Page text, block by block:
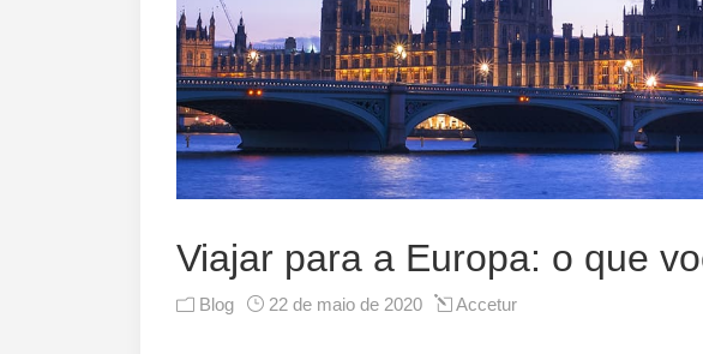
Viajar para a Europa: o que
Blog 22 de maio de 2020 Accetur